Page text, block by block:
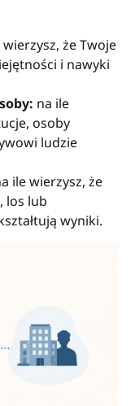
wierzysz, że Twoje
i nawyki
na ile
osoby
ludzie
ile wierzysz, że
los lub
wyniki.